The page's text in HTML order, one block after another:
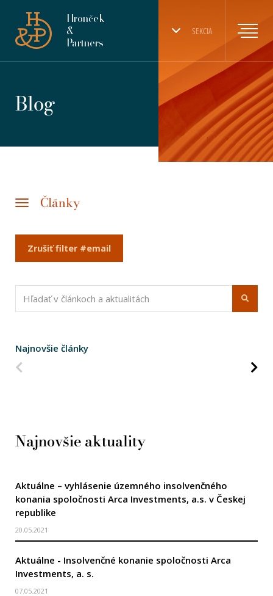
SEKCIA
Hronček
&
Partners
Blog
Články
Zrušiť filter #email
Najnovšie články
Najnovšie aktuality
Aktuálne – vyhlásenie územného insolvenčného
konania spoločnosti Arca Investments, a.s. v Českej
republike
20.05.2021
Aktuálne - Insolvenčné konanie spoločnosti Arca
Investments, a. s.
07.05.2021